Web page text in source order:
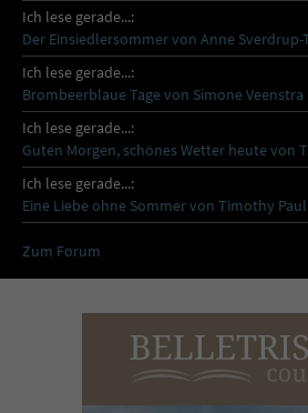
Ich lese gerade...:
Der Einsiedlersommer von Anne
Ich lese gerade...:
Brombeerblaue Tage von Simone
Ich lese gerade...:
Guten Morgen, schönes Wetter heute von
Ich lese gerade...:
Eine Liebe ohne Sommer von Timothy
Zum Forum